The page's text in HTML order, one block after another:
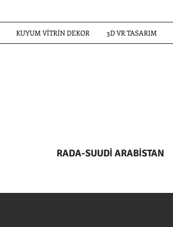
RADA-SUUDİ ARABİSTAN
KUYUM VİTRİN DEKOR 3D VR TASARIM